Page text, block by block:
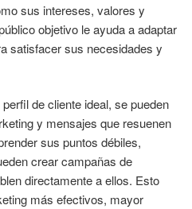
sus intereses, valores y
objetivo le ayuda a adaptar
satisfacer sus necesidades y
de cliente ideal, se pueden
y mensajes que resuenen
sus puntos débiles,
crear campañas de
directamente a ellos. Esto
más efectivos, mayor